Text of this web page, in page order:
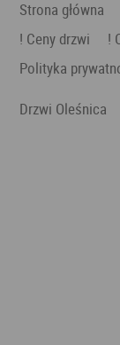
Strona główna
! Ceny drzwi
!
Polityka
Drzwi Oleśnica